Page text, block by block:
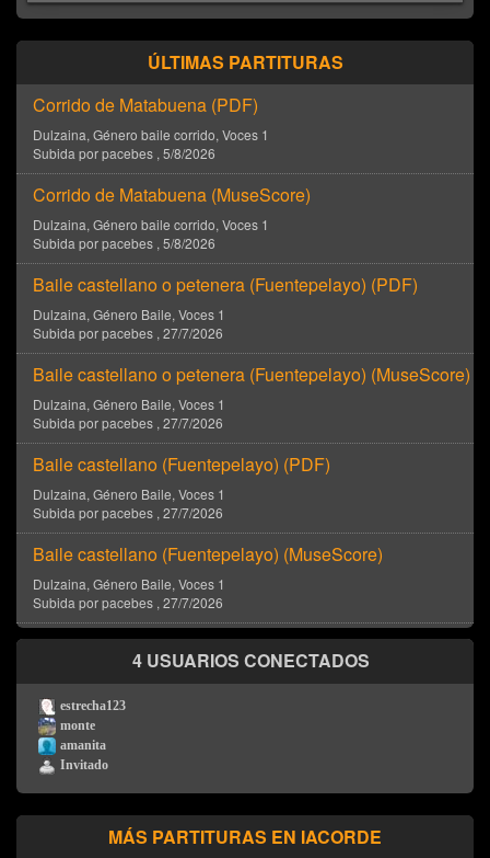
ÚLTIMAS PARTITURAS
Corrido de Matabuena (PDF)
Dulzaina, Género baile corrido, Voces 1
Subida porpacebes , 5/8/2026
Corrido de Matabuena (MuseScore)
Dulzaina, Género baile corrido, Voces 1
Subida porpacebes , 5/8/2026
Baile castellano o petenera (Fuentepelayo) (PDF)
Dulzaina, Género Baile, Voces 1
Subida porpacebes , 27/7/2026
Baile castellano o petenera (Fuentepelayo) (MuseScore)
Dulzaina, Género Baile, Voces 1
Subida porpacebes , 27/7/2026
Baile castellano (Fuentepelayo) (PDF)
Dulzaina, Género Baile, Voces 1
Subida porpacebes , 27/7/2026
Baile castellano (Fuentepelayo) (MuseScore)
Dulzaina, Género Baile, Voces 1
Subida porpacebes , 27/7/2026
4 USUARIOS CONECTADOS
estrecha123
monte
amanita
Invitado
MÁS PARTITURAS EN IACORDE